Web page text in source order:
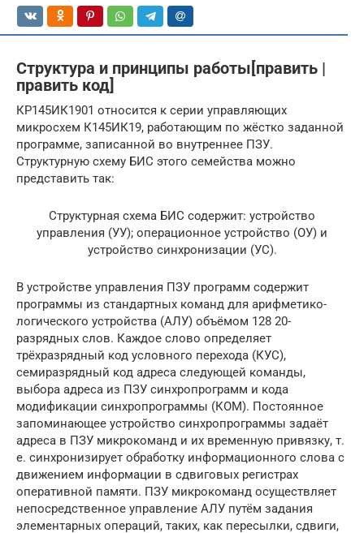
Структура и принципы работы[править |
править код]
КР145ИК1901 относится к серии управляющих
микросхем К145ИК19, работающим по жёстко заданной
программе, записанной во внутреннее ПЗУ.
Структурную схему БИС этого семейства можно
представить так:
Структурная схема БИС содержит: устройство
управления (УУ); операционное устройство (ОУ) и
устройство синхронизации (УС).
В устройстве управления ПЗУ программ содержит
программы из стандартных команд для арифметико-
логического устройства (АЛУ) объёмом 128 20-
разрядных слов. Каждое слово определяет
трёхразрядный код условного перехода (КУС),
семиразрядный код адреса следующей команды,
выбора адреса из ПЗУ синхропрограмм и кода
модификации синхропрограммы (КОМ). Постоянное
запоминающее устройство синхропрограммы задаёт
адреса в ПЗУ микрокоманд и их временную привязку, т.
е. синхронизирует обработку информационного слова с
движением информации в сдвиговых регистрах
оперативной памяти. ПЗУ микрокоманд осуществляет
непосредственное управление АЛУ путём задания
элементарных операций, таких, как пересылки, сдвиги,